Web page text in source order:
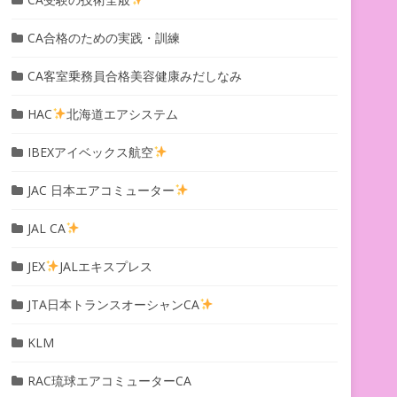
CA合格のための実践・訓練
CA客室乗務員合格美容健康みだしなみ
HAC 北海道エアシステム
IBEXアイベックス航空
JAC 日本エアコミューター
JAL CA
JEX JALエキスプレス
JTA日本トランスオーシャンCA
KLM
RAC琉球エアコミューターCA